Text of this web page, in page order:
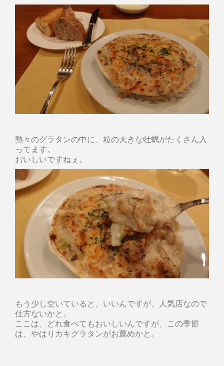
熱々のグラタンの中に、粒の大きな牡蠣がたくさん入
ってます。
おいしいですねぇ。
もう少し空いていると、いいんですが、人気店なので
仕方ないかと。
ここは、どれ食べてもおいしいんですが、この季節
は、やはりカキグラタンがお薦めかと。